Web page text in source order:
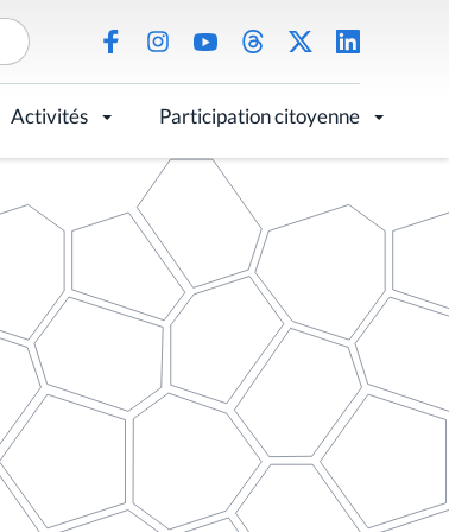
Activités Participation citoyenne